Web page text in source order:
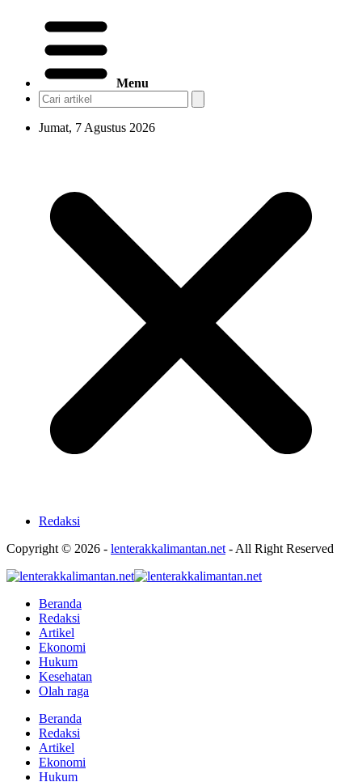
Menu
Jumat, 7 Agustus 2026
Redaksi
Copyright © 2026 - lenterakkalimantan.net - All Right Reserved
Beranda
Redaksi
Artikel
Ekonomi
Hukum
Kesehatan
Olah raga
Beranda
Redaksi
Artikel
Ekonomi
Hukum